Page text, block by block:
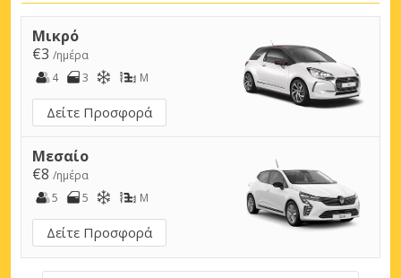
Μικρό
€3 /ημέρα
4
3 M
Δείτε Προσφορά
Μεσαίο
€8 /ημέρα
5
5 M
Δείτε Προσφορά